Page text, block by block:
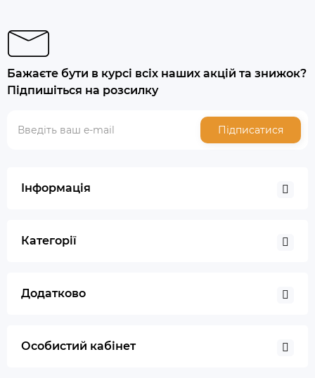
Бажаєте бути в курсі всіх наших акцій та знижок?
Підпишіться на розсилку
Підписатися
Інформація
Категорії
Додатково
Особистий кабінет